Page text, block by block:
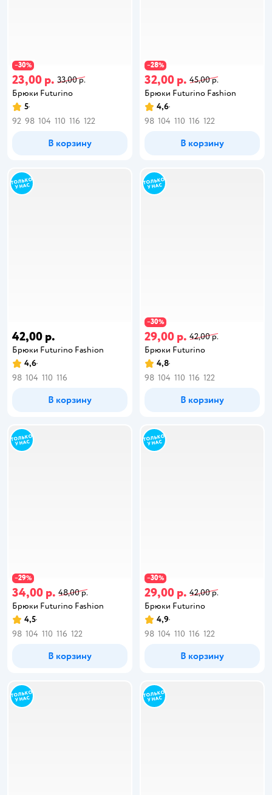
−30%
23,00 р. 33,00 р.
Брюки Futurino
5
92 98 104 110 116 122
В корзину
−28%
32,00 р. 45,00 р.
Брюки Futurino Fashion
4,6
98 104 110 116 122
В корзину
42,00 р.
Брюки Futurino Fashion
4,6
98 104 110 116
В корзину
−30%
29,00 р. 42,00 р.
Брюки Futurino
4,8
98 104 110 116 122
В корзину
−29%
34,00 р. 48,00 р.
Брюки Futurino Fashion
4,5
98 104 110 116 122
В корзину
−30%
29,00 р. 42,00 р.
Брюки Futurino
4,9
98 104 110 116 122
В корзину